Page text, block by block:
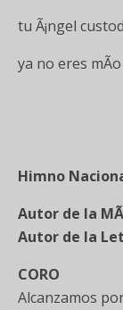
tu Ã¡ngel
ya no eres
Himno
Autor de la
Autor de la
CORO
Alcanzamos